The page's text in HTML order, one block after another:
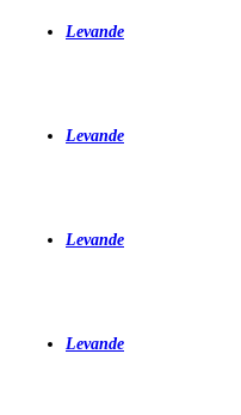
Levande
Levande
Levande
Levande